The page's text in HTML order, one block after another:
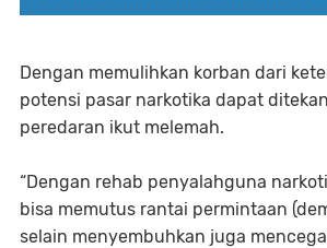
Dengan memulihkan korban dari
potensi pasar narkotika dapat
peredaran ikut melemah.
“Dengan rehab penyalahguna
bisa memutus rantai permintaan
selain menyembuhkan juga